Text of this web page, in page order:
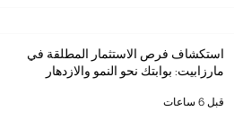
ومطمئنًا لدوائر الأعمال العربية و
استكشاف فرص الاستثمار المطلقة في
مارزابيت: بوابتك نحو النمو والازدهار
قبل 6 ساعات